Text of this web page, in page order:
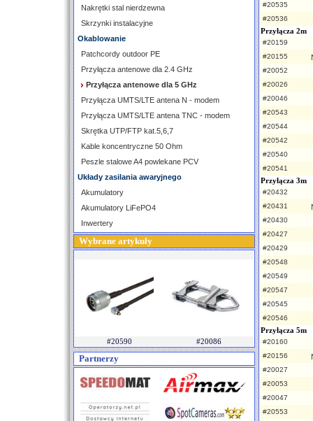
Nakrętki stal nierdzewna
Skrzynki instalacyjne
Okablowanie
Patchcordy outdoor PE
Przyłącza antenowe dla 2.4 GHz
Przyłącza antenowe dla 5 GHz
Przyłącza UMTS/LTE antena N - modem
Przyłącza UMTS/LTE antena TNC - modem
Skrętka UTP/FTP kat.5,6,7
Kable koncentryczne 50 Ohm
Peszle stalowe A4 powlekane PCV
Układy zasilania awaryjnego
Akumulatory
Akumulatory LiFePO4
Inwertery
Wybrane artykuły
#20590 #20086
Partnerzy
#20535
#20536
Przyłącza 2m
#20159
#20155
#20052
#20026
#20046
#20543
#20544
#20542
#20540
#20541
Przyłącza 3m
#20432
#20431
#20430
#20427
#20429
#20548
#20549
#20547
#20545
#20546
Przyłącza 5m
#20160
#20156
#20027
#20053
#20047
#20553